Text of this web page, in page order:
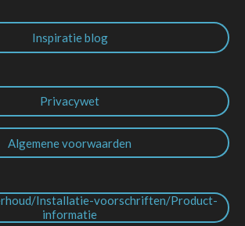
Inspiratie blog
Privacywet
Algemene voorwaarden
Installatie-voorschriften/Product-
informatie